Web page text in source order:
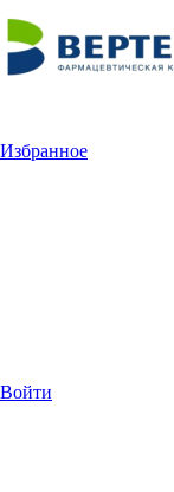
Избранное
Войти